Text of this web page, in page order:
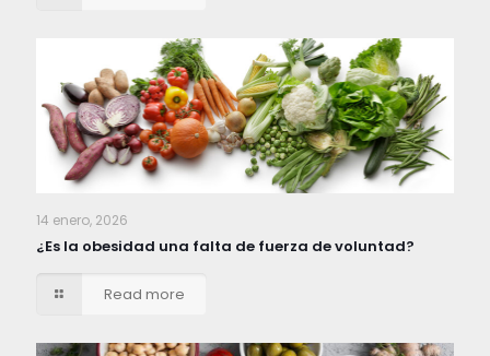
14 enero, 2026
¿Es la obesidad una falta de fuerza de voluntad?
Read more